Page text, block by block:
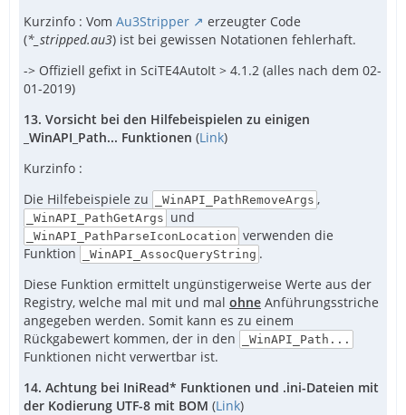
Kurzinfo : Vom Au3Stripper
erzeugter Code
(*_stripped.au3) ist bei gewissen Notationen fehlerhaft.
-> Offiziell gefixt in SciTE4AutoIt > 4.1.2 (alles nach dem 02-
01-2019)
13. Vorsicht bei den Hilfebeispielen zu einigen
_WinAPI_Path... Funktionen (Link)
Kurzinfo :
Die Hilfebeispiele zu
_WinAPI_PathRemoveArgs ,
_WinAPI_PathGetArgs und
_WinAPI_PathParseIconLocation verwenden die
Funktion
_WinAPI_AssocQueryString .
Diese Funktion ermittelt ungünstigerweise Werte aus der
Registry, welche mal mit und mal ohne Anführungsstriche
angegeben werden. Somit kann es zu einem
Rückgabewert kommen, der in den
_WinAPI_Path...
Funktionen nicht verwertbar ist.
14. Achtung bei IniRead* Funktionen und .ini-Dateien mit
der Kodierung UTF-8 mit BOM (Link)